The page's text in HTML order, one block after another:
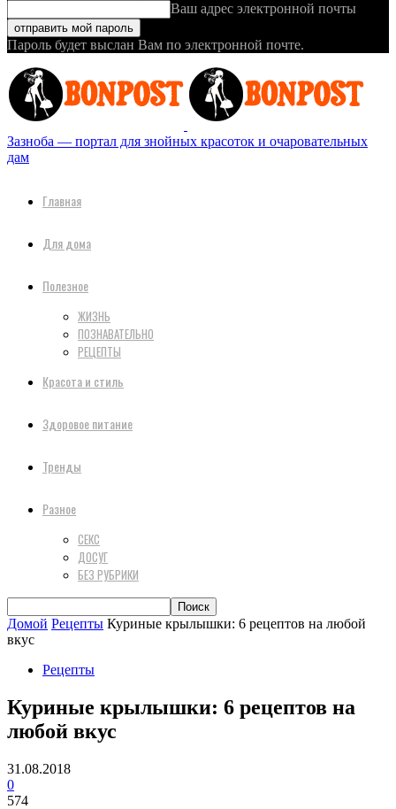
Ваш адрес электронной почты
Пароль будет выслан Вам по электронной почте.
Зазноба — портал для знойных красоток и очаровательных
дам
Главная
Для дома
Полезное
ЖИЗНЬ
ПОЗНАВАТЕЛЬНО
РЕЦЕПТЫ
Красота и стиль
Здоровое питание
Тренды
Разное
СЕКС
ДОСУГ
БЕЗ РУБРИКИ
Домой Рецепты Куриные крылышки: 6 рецептов на любой
вкус
Рецепты
Куриные крылышки: 6 рецептов на
любой вкус
31.08.2018
0
574